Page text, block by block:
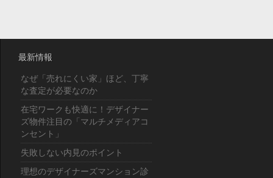
最新情報
なぜ「売れにくい家」ほど、丁寧
な査定が必要なのか
在宅ワークも快適に！デザイナー
ズ物件注目の「マルチメディアコ
ンセント」
失敗しない内見のポイント
理想のデザイナーズマンション診